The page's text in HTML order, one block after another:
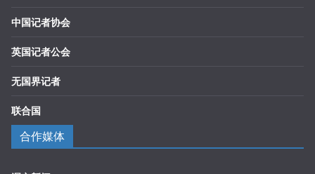
中国记者协会
英国记者公会
无国界记者
联合国
合作媒体